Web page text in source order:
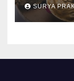
SURYA